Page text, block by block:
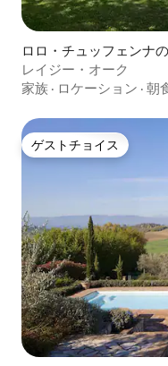
ロロ・チュッフェンナ
レイジー・オーク
家族 · ロケーション · 朝
ゲストチョイス
ゲストチョイス